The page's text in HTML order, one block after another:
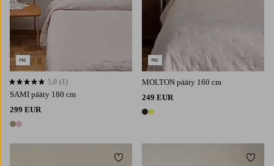
SAMI pääty 180 cm
299 EUR
2 värejä
5,0 perustuen 1 arvosanaan
5,0 (1)
MOLTON pääty 160 cm
249 EUR
2 värejä
Lisää suosikkeihin Lisää